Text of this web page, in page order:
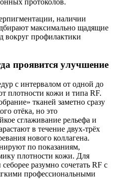
наличии
максимально щадящие
вокруг профилактики
проявится улучшение
с интервалом от одной до
плотности кожи и типа RF.
тканей заметно сразу
отёка, но это
сглаживание рельефа и
в течение двух‑трёх
нового коллагена.
по показаниям,
плотности кожи. Для
разумно сочетать RF с
профессиональными